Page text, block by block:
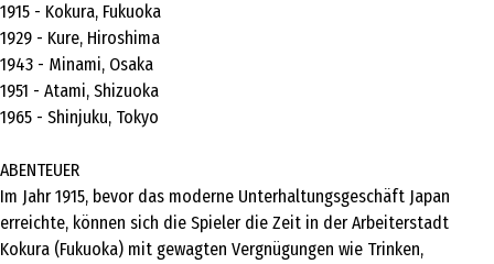
1915 - Kokura, Fukuoka
1929 - Kure, Hiroshima
1943 - Minami, Osaka
1951 - Atami, Shizuoka
1965 - Shinjuku, Tokyo
ABENTEUER
Im Jahr 1915, bevor das moderne Unterhaltungsgeschäft Japan
erreichte, können sich die Spieler die Zeit in der Arbeiterstadt
Kokura (Fukuoka) mit gewagten Vergnügungen wie Trinken,